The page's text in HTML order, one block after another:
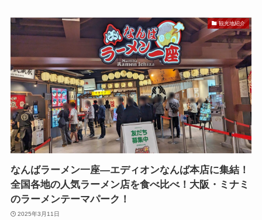
観光地紹介
なんばラーメン一座—エディオンなんば本店に集結！
全国各地の人気ラーメン店を食べ比べ！大阪・ミナミ
のラーメンテーマパーク！
2025年3月11日